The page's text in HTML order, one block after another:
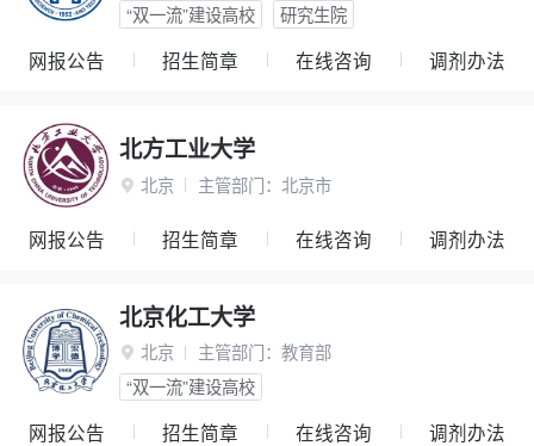
“双一流”建设高校
研究生院
网报公告 招生简章 在线咨询 调剂办法
北方工业大学
 北京 主管部门： 北京市
网报公告 招生简章 在线咨询 调剂办法
北京化工大学
 北京 主管部门： 教育部
“双一流”建设高校
网报公告 招生简章 在线咨询 调剂办法